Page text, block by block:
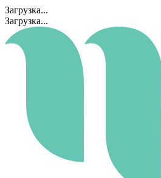
Загрузка...
Загрузка...